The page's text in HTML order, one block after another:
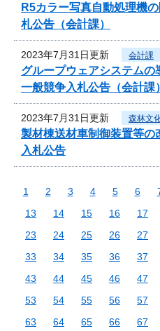
R5カラー写真自動処理機
札公告（会計課）
2023年7月31日更新 会計課
グループウェアシステム
一般競争入札公告（会計課）
2023年7月31日更新 森林文
製材棟送材車制御装置等
入札公告
1 2 3 4 5 6
13
14 15 16 17
23
24 25 26 27
33
34 35 36 37
43
44 45 46 47
53
54 55 56 57
63
64 65 66 67